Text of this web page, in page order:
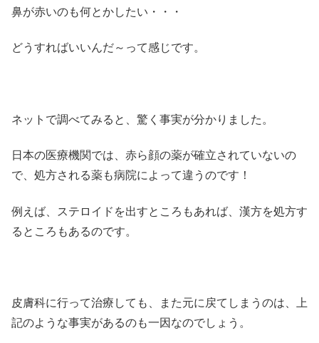
鼻が赤いのも何とかしたい・・・
どうすればいいんだ～って感じです。
ネットで調べてみると、驚く事実が分かりました。
日本の医療機関では、赤ら顔の薬が確立されていないの
で、処方される薬も病院によって違うのです！
例えば、ステロイドを出すところもあれば、漢方を処方す
るところもあるのです。
皮膚科に行って治療しても、また元に戻てしまうのは、上
記のような事実があるのも一因なのでしょう。